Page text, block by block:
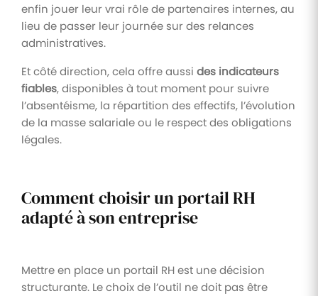
enfin jouer leur vrai rôle de partenaires internes, au
lieu de passer leur journée sur des relances
administratives.
Et côté direction, cela offre aussi des indicateurs
fiables, disponibles à tout moment pour suivre
l’absentéisme, la répartition des effectifs, l’évolution
de la masse salariale ou le respect des obligations
légales.
Comment choisir un portail RH
adapté à son entreprise
Mettre en place un portail RH est une décision
structurante. Le choix de l’outil ne doit pas être